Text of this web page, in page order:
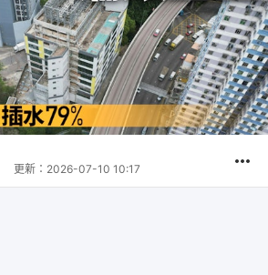
更新： 2026-07-10 10:17